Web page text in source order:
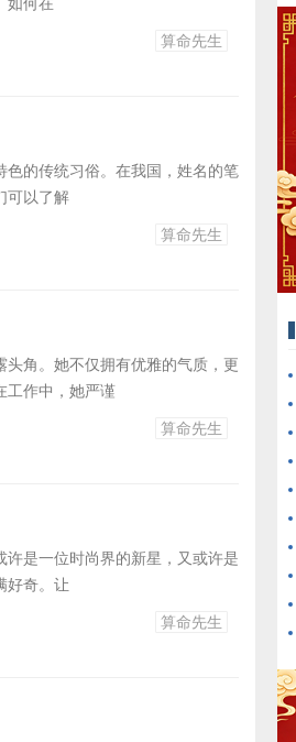
算命先生
的传统习俗。在我国，姓名的笔
可以了解
算命先生
角。她不仅拥有优雅的气质，更
工作中，她严谨
算命先生
是一位时尚界的新星，又或许是
好奇。让
算命先生